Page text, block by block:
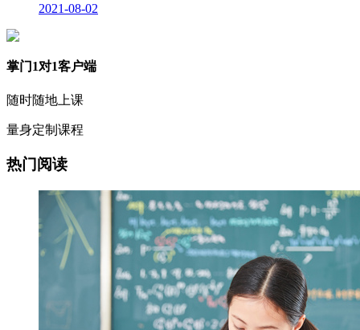
2021-08-02
掌门1对1客户端
随时随地上课
量身定制课程
热门阅读